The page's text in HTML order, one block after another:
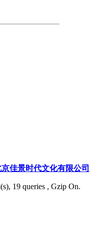
佳景时代文化有限公司
19 queries , Gzip On.